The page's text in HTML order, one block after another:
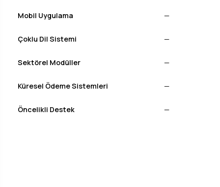
Mobil Uygulama —
Çoklu Dil Sistemi —
Sektörel Modüller —
Küresel Ödeme Sistemleri —
Öncelikli Destek —